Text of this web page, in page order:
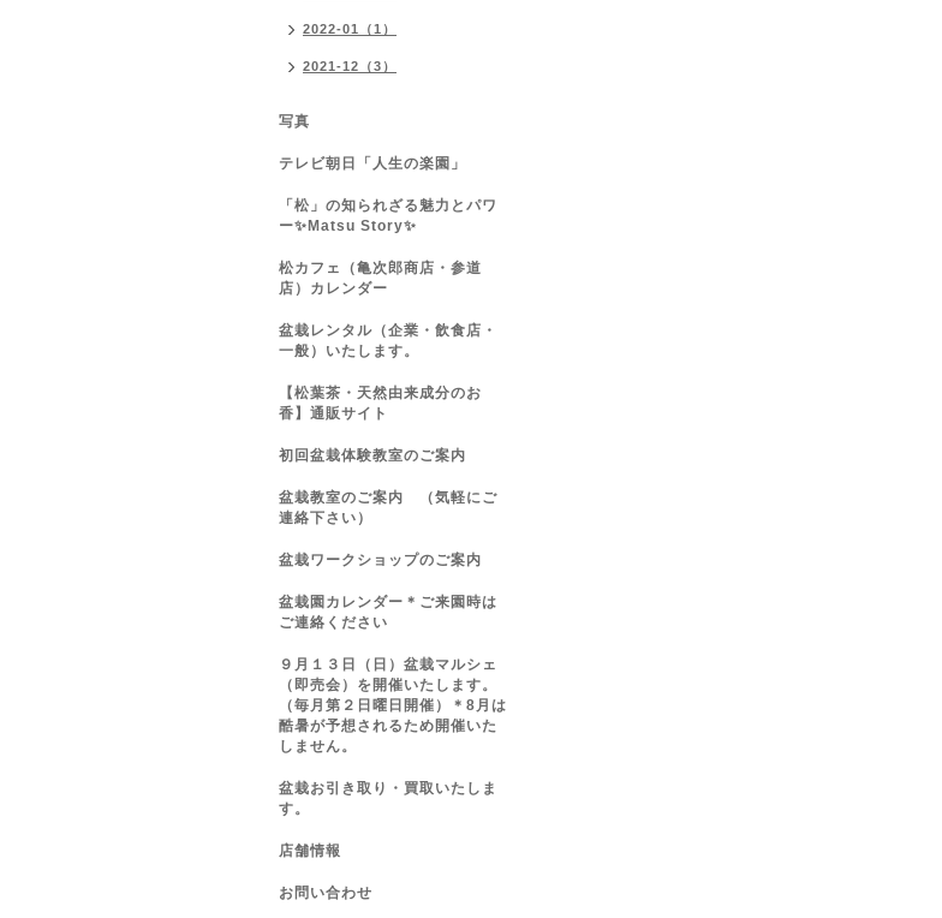
2022-01（1）
2021-12（3）
写真
テレビ朝日「人生の楽園」
「松」の知られざる魅力とパワ
ー✨Matsu Story✨
松カフェ（亀次郎商店・参道
店）カレンダー
盆栽レンタル（企業・飲食店・
一般）いたします。
【松葉茶・天然由来成分のお
香】通販サイト
初回盆栽体験教室のご案内
盆栽教室のご案内 （気軽にご
連絡下さい）
盆栽ワークショップのご案内
盆栽園カレンダー＊ご来園時は
ご連絡ください
９月１３日（日）盆栽マルシェ
（即売会）を開催いたします。
（毎月第２日曜日開催）＊8月は
酷暑が予想されるため開催いた
しません。
盆栽お引き取り・買取いたしま
す。
店舗情報
お問い合わせ